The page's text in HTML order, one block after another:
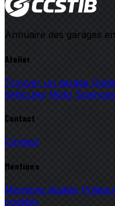
Annuaire des garages
Atelier
Trouver un garage
véhicules Moto
Contact
Contact
Mentions
Mentions légales
cookies